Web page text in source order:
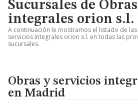
Sucursales de
integrales orion s.l.
A continuación le mostramos el listado de
servicios integrales orion s.l. en todas las
sucursales.
Obras y servicios
en Madrid